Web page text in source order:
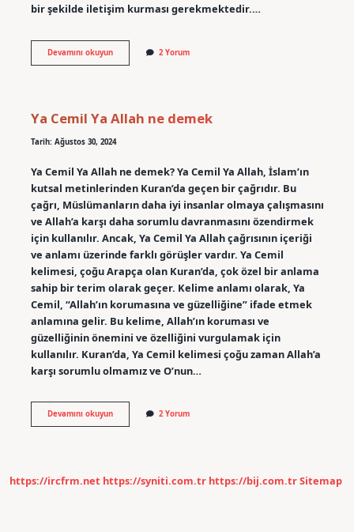
bir şekilde iletişim kurması gerekmektedir.…
Devamını okuyunMüberik
ne
2 Yorum
Ya Cemil Ya Allah ne demek
Tarih: Ağustos 30, 2024
Ya Cemil Ya Allah ne demek? Ya Cemil Ya Allah, İslam’ın
kutsal metinlerinden Kuran’da geçen bir çağrıdır. Bu
çağrı, Müslümanların daha iyi insanlar olmaya çalışmasını
ve Allah’a karşı daha sorumlu davranmasını özendirmek
için kullanılır. Ancak, Ya Cemil Ya Allah çağrısının içeriği
ve anlamı üzerinde farklı görüşler vardır. Ya Cemil
kelimesi, çoğu Arapça olan Kuran’da, çok özel bir anlama
sahip bir terim olarak geçer. Kelime anlamı olarak, Ya
Cemil, “Allah’ın korumasına ve güzelliğine” ifade etmek
anlamına gelir. Bu kelime, Allah’ın koruması ve
güzelliğinin önemini ve özelliğini vurgulamak için
kullanılır. Kuran’da, Ya Cemil kelimesi çoğu zaman Allah’a
karşı sorumlu olmamız ve O’nun…
Devamını okuyunYa
Cemil
2 Yorum
https://ircfrm.net https://syniti.com.tr https://bij.com.trSitemap